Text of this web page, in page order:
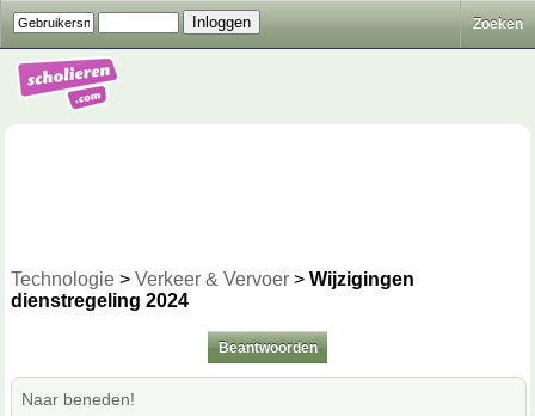
Zoeken
Technologie > Verkeer & Vervoer > Wijzigingen
dienstregeling 2024
Beantwoorden
Naar beneden!